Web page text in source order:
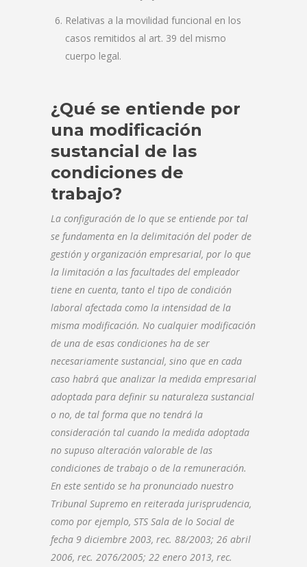
Relativas a la movilidad funcional en los
casos remitidos al art. 39 del mismo
cuerpo legal.
¿Qué se entiende por
una modificación
sustancial de las
condiciones de
trabajo?
La configuración de lo que se entiende por tal
se fundamenta en la delimitación del poder de
gestión y organización empresarial, por lo que
la limitación a las facultades del empleador
tiene en cuenta, tanto el tipo de condición
laboral afectada como la intensidad de la
misma modificación. No cualquier modificación
de una de esas condiciones ha de ser
necesariamente sustancial, sino que en cada
caso habrá que analizar la medida empresarial
adoptada para definir su naturaleza sustancial
o no, de tal forma que no tendrá la
consideración tal cuando la medida adoptada
no supuso alteración valorable de las
condiciones de trabajo o de la remuneración.
En este sentido se ha pronunciado nuestro
Tribunal Supremo en reiterada jurisprudencia,
como por ejemplo, STS Sala de lo Social de
fecha 9 diciembre 2003, rec. 88/2003; 26 abril
2006, rec. 2076/2005; 22 enero 2013, rec.